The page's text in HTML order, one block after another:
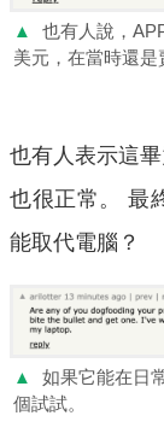
▲
也有人說，
美元，在當時還是
也有人表示這
也很正常。 最
能取代電腦？
▲
如果它能在日
個試試。